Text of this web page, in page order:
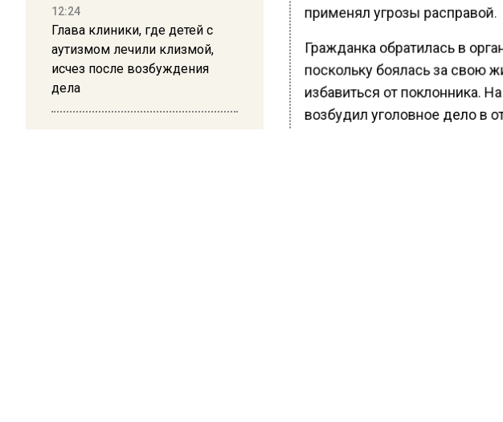
12:24
Глава клиники, где детей с
аутизмом лечили клизмой,
исчез после возбуждения
дела
применял угрозы расправой.
Гражданка обратилась в
поскольку боялась за свою
избавиться от поклонника.
возбудил уголовное дело в